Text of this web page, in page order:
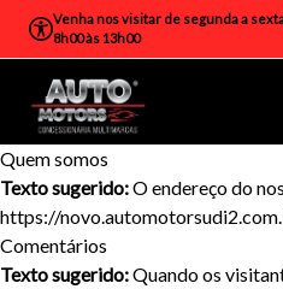
Venha nos visitar de segunda a
8h00 às 13h00
Quem somos
Texto sugerido:O endereço do
https://
Comentários
Texto sugerido:Quando os